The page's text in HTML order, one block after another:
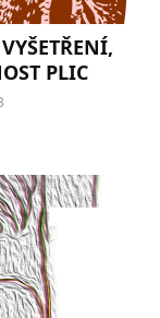
PLIC